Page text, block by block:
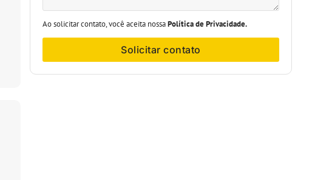
Ao solicitar contato, você aceita nossaPolítica de Privacidade.
Solicitar contato